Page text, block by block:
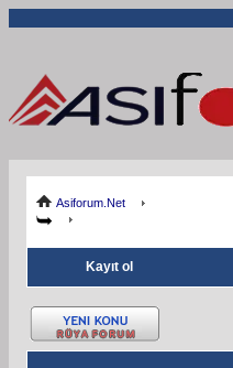
Asiforum.Net
Kayıt ol